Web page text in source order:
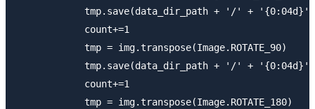
tmp.save(data_dir_path + '/' +
            count+=1
            tmp = img.transpose(Image.ROTATE_90)
tmp.save(data_dir_path + '/' +
            count+=1
            tmp = img.transpose(Image.ROTATE_180)